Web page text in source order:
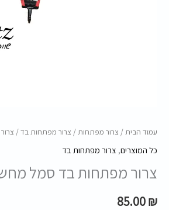
עמוד הבית/ צרור מפתחות/ צרור מפתחות בד/
כל המוצרים, צרור מפתחות בד
צרור מפתחות בד סמל
85.00₪